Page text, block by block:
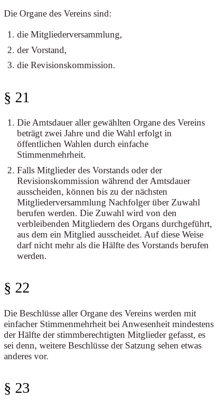
Die Organe des Vereins sind:
die Mitgliederversammlung,
der Vorstand,
die Revisionskommission.
§ 21
Die Amtsdauer aller gewählten Organe des Vereins
beträgt zwei Jahre und die Wahl erfolgt in
öffentlichen Wahlen durch einfache
Stimmenmehrheit.
Falls Mitglieder des Vorstands oder der
Revisionskommission während der Amtsdauer
ausscheiden, können bis zu der nächsten
Mitgliederversammlung Nachfolger über Zuwahl
berufen werden. Die Zuwahl wird von den
verbleibenden Mitgliedern des Organs durchgeführt,
aus dem ein Mitglied ausscheidet. Auf diese Weise
darf nicht mehr als die Hälfte des Vorstands berufen
werden.
§ 22
Die Beschlüsse aller Organe des Vereins werden mit
einfacher Stimmenmehrheit bei Anwesenheit mindestens
der Hälfte der stimmberechtigten Mitglieder gefasst, es
sei denn, weitere Beschlüsse der Satzung sehen etwas
anderes vor.
§ 23